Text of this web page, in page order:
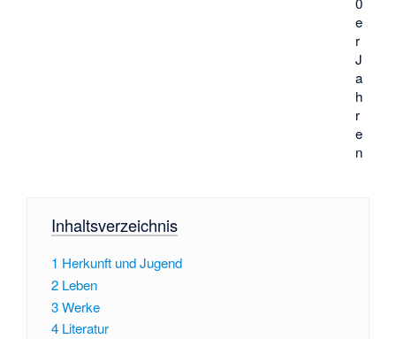
e
r
J
a
h
r
e
n
Inhaltsverzeichnis
1 Herkunft und Jugend
2 Leben
3Werke
4 Literatur